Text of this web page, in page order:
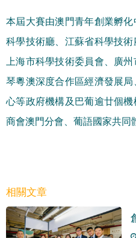
本屆大賽由澳門青年創業孵
科學技術廳、江蘇省科學技
上海市科學技術委員會、廣
琴粵澳深度合作區經濟發展
心等政府機構及巴葡逾廿個
商會澳門分會、葡語國家共同
相關文章